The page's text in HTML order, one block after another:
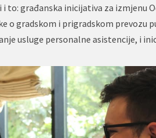
to: građanska inicijativa za izmjenu
o gradskom i prigradskom prevozu
usluge personalne asistencije, i